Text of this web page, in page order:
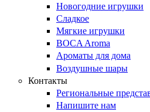
Новогодние игрушки
Сладкое
Мягкие игрушки
BOCA Aroma
Ароматы для дома
Воздушные шары
Контакты
Региональные
Напишите нам